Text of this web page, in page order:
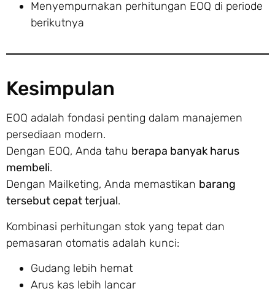
Menyempurnakan perhitungan EOQ di periode
berikutnya
Kesimpulan
EOQ adalah fondasi penting dalam manajemen
persediaan modern.
Dengan EOQ, Anda tahu berapa banyak harus
membeli.
Dengan Mailketing, Anda memastikan barang
tersebut cepat terjual.
Kombinasi perhitungan stok yang tepat dan
pemasaran otomatis adalah kunci:
Gudang lebih hemat
Arus kas lebih lancar